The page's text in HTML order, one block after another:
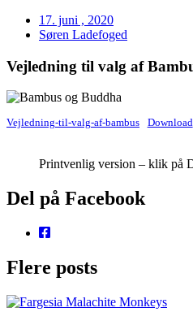
17. juni , 2020
Søren Ladefoged
Vejledning til valg af
Vejledning-til-valg-af-bambus Download
Printvenlig version – klik på
Del på Facebook
Flere posts